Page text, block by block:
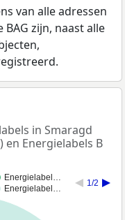
van alle adressen
zijn, naast alle
in Smaragd
en Energielabels B
Energielabel…
Energielabel…
1/2